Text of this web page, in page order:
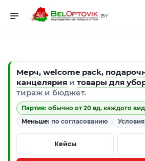
Мерч, welcome pack,
канцелярия и товары для
тираж и бюджет.
Партия: обычно от 20 ед. каждого
Меньше: по согласованию
Кейсы